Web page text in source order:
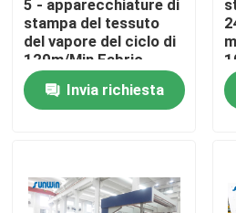
Casa
Chi siamo
Prodotti
5 - apparecchiature di
stampa del tessuto
del vapore del ciclo di
120m/Min Fabric
Screen Printing
MachineInvia richiesta